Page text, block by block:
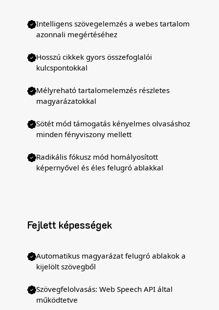
Intelligens szövegelemzés a webes tartalom
azonnali megértéséhez
Hosszú cikkek gyors összefoglalói
kulcspontokkal
Mélyreható tartalomelemzés részletes
magyarázatokkal
Sötét mód támogatás kényelmes olvasáshoz
minden fényviszony mellett
Radikális fókusz mód homályosított
képernyővel és éles felugró ablakkal
Fejlett képességek
Automatikus magyarázat felugró ablakok a
kijelölt szövegből
Szövegfelolvasás: Web Speech API által
működtetve